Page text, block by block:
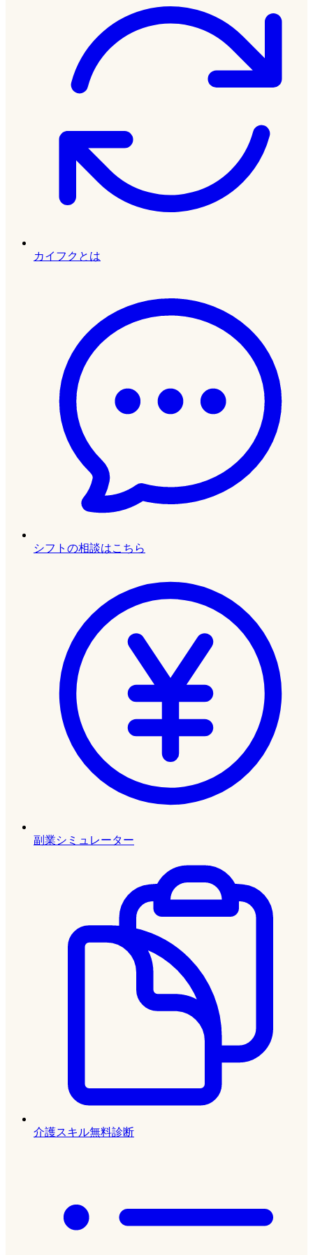
カイフクとは
シフトの相談はこちら
副業シミュレーター
介護スキル無料診断